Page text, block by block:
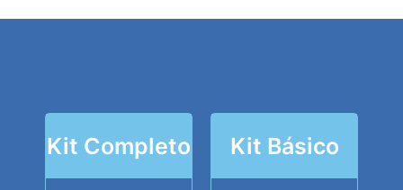
Kit Completo Kit Básico